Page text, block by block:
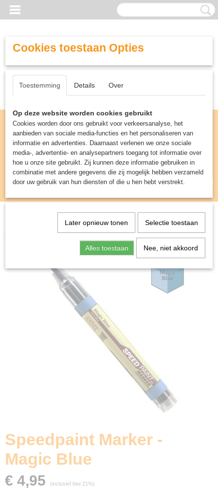
Inloggen Registreren
UW WINKELWAGEN
(0)
Miniature Gaming>The Army Painter>
Speedpaint Marker - Magic Blue
Speedpaint Marker -
Magic Blue
€ 4,95 (inclusief btw 21%)
Cookies toestaan Opties
Toestemming Details Over
Op deze website worden cookies gebruikt
Cookies worden door ons gebruikt voor verkeersanalyse, het
aanbieden van sociale media-functies en het personaliseren van
informatie en advertenties. Daarnaast verlenen we onze sociale
media-, advertentie- en analysepartners toegang tot informatie over
hoe u onze site gebruikt. Zij kunnen deze informatie gebruiken in
combinatie met andere gegevens die zij mogelijk hebben verzameld
door uw gebruik van hun diensten of die u hen hebt verstrekt.
Later opnieuw tonen Selectie toestaan
Alles toestaan Nee, niet akkoord